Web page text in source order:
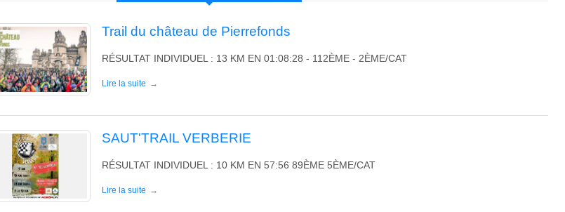
Trail du château de Pierrefonds
RÉSULTAT INDIVIDUEL : 13 KM EN 01:08:28 - 112ÈME - 2ÈME/CAT
Lire la suite
SAUT'TRAIL VERBERIE
RÉSULTAT INDIVIDUEL : 10 KM EN 57:56 89ÈME 5ÈME/CAT
Lire la suite